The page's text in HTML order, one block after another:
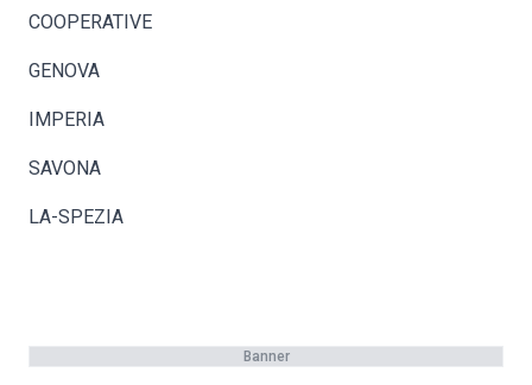
COOPERATIVE
GENOVA
IMPERIA
SAVONA
LA-SPEZIA
Banner